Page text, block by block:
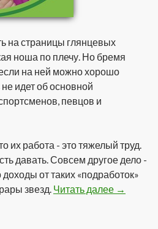
на страницы глянцевых
ноша по плечу. Но бремя
на ней можно хорошо
идет об основной
певцов и
их работа - это тяжелый труд.
давать. Совсем другое дело -
от таких «подработок»
звезд. Читать далее →